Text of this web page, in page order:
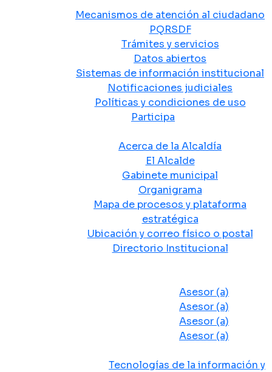
Mecanismos de atención al ciudadano
PQRSDF
Trámites y servicios
Datos abiertos
Sistemas de información institucional
Notificaciones judiciales
Políticas y condiciones de uso
Participa
Acerca de la Alcaldía
El Alcalde
Gabinete municipal
Organigrama
Mapa de procesos y plataforma
estratégica
Ubicación y correo físico o postal
Directorio Institucional
Asesor (a)
Asesor (a)
Asesor (a)
Asesor (a)
Tecnologías de la información y